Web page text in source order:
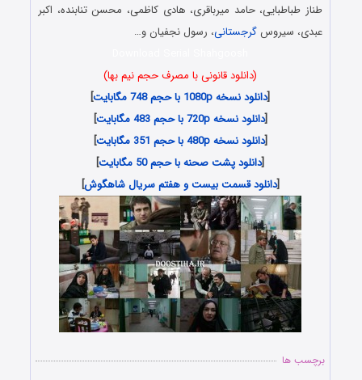
طناز طباطبایی، حامد میرباقری، هادی کاظمی، محسن تنابنده، اکبر
عبدی، سیروسگرجستانی، رسول نجفیان و…
(دانلود قانونی با مصرف حجم نیم بها)
[دانلود نسخه 1080p با حجم 748 مگابایت
]
[دانلود نسخه 720p با حجم 483 مگابایت
]
[دانلود نسخه 480p با حجم 351 مگابایت
]
[دانلود پشت صحنه با حجم 50 مگابایت
]
[دانلود قسمت بیست و هفتم سریال شاهگوش]
برچسب ها